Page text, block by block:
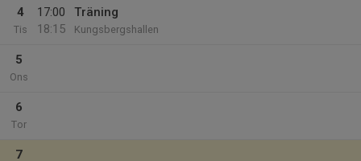
4
Tis
17:00
18:15
Träning
Kungsbergshallen
5
Ons
6
Tor
7